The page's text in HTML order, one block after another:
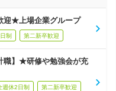
迎★上場企業グループ
制 第二新卒歓迎
職】★研修や勉強会が充
週休2日制 第二新卒歓迎